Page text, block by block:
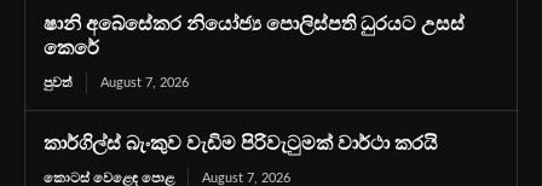
ෂානි අබේසේකර නියෝජ්‍ය පොලිස්පති ධුරයට උසස්
කෙරේ
පුවත් August 7, 2026
කාර්ගිල්ස් බැංකුව වැඩිම පිරිවැටුමක් වාර්ථා කරයි
කොටස් වෙළෙඳ පොළ August 7, 2026